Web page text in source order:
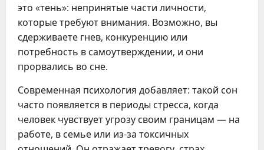
это «тень»: непринятые части личности,
которые требуют внимания. Возможно, вы
сдерживаете гнев, конкуренцию или
потребность в самоутверждении, и они
прорвались во сне.
Современная психология добавляет: такой сон
часто появляется в периоды стресса, когда
человек чувствует угрозу своим границам — на
работе, в семье или из-за токсичных